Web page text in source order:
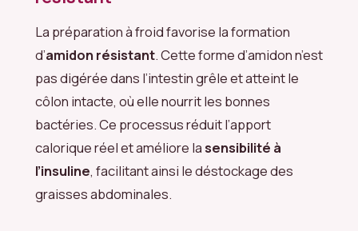
La préparation à froid favorise la formation
d’amidon résistant. Cette forme d’amidon n’est
pas digérée dans l’intestin grêle et atteint le
côlon intacte, où elle nourrit les bonnes
bactéries. Ce processus réduit l’apport
calorique réel et améliore lasensibilité à
l’insuline, facilitant ainsi le déstockage des
graisses abdominales.